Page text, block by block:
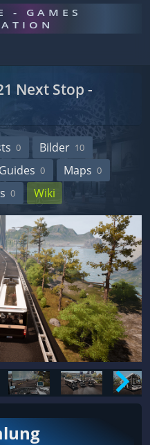
- GAMES
Next Stop -
0 Bilder 10
Guides 0 Maps 0
0 Wiki